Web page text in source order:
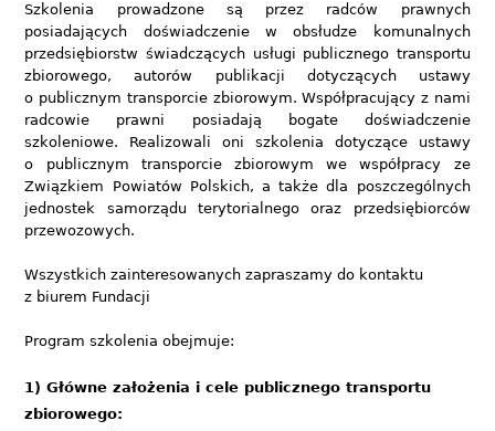
Szkolenia prowadzone są przez radców prawnych
posiadających doświadczenie w obsłudze komunalnych
przedsiębiorstw świadczących usługi publicznego transportu
zbiorowego, autorów publikacji dotyczących ustawy
o publicznym transporcie zbiorowym. Współpracujący z nami
radcowie prawni posiadają bogate doświadczenie
szkoleniowe. Realizowali oni szkolenia dotyczące ustawy
o publicznym transporcie zbiorowym we współpracy ze
Związkiem Powiatów Polskich, a także dla poszczególnych
jednostek samorządu terytorialnego oraz przedsiębiorców
przewozowych.
Wszystkich zainteresowanych zapraszamy do kontaktu
z biurem Fundacji
Program szkolenia obejmuje:
1) Główne założenia i cele publicznego transportu
zbiorowego: